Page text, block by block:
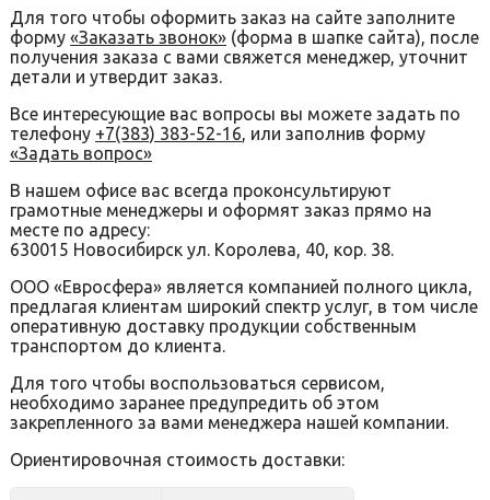
Для того чтобы оформить заказ на сайте заполните
форму «Заказать звонок» (форма в шапке сайта), после
получения заказа с вами свяжется менеджер, уточнит
детали и утвердит заказ.
Все интересующие вас вопросы вы можете задать по
телефону +7(383) 383-52-16, или заполнив форму
«Задать вопрос»
В нашем офисе вас всегда проконсультируют
грамотные менеджеры и оформят заказ прямо на
месте по адресу:
630015 Новосибирск ул. Королева, 40, кор. 38.
ООО «Евросфера» является компанией полного цикла,
предлагая клиентам широкий спектр услуг, в том числе
оперативную доставку продукции собственным
транспортом до клиента.
Для того чтобы воспользоваться сервисом,
необходимо заранее предупредить об этом
закрепленного за вами менеджера нашей компании.
Ориентировочная стоимость доставки: